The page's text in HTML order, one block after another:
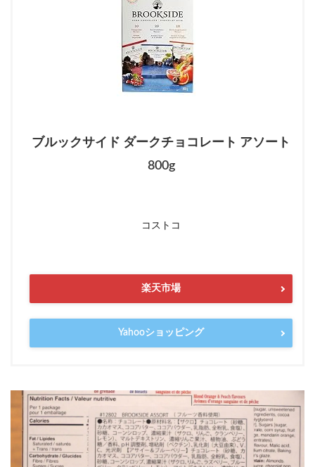
ブルックサイド ダークチョコレート アソート
800g
コストコ
楽天市場
Yahooショッピング